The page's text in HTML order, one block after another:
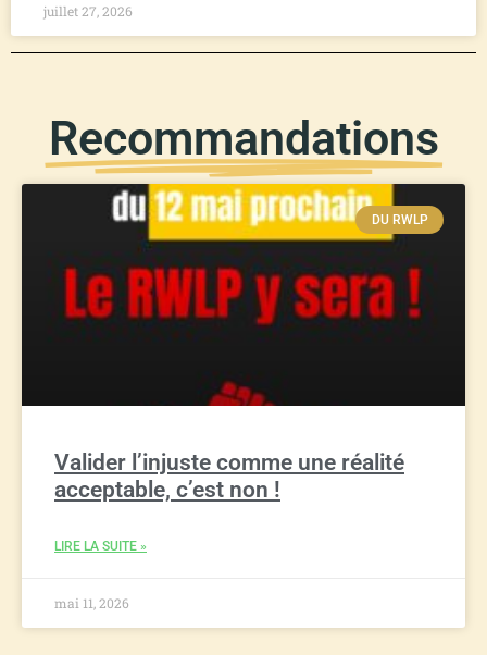
juillet 27, 2026
Recommandations
DU RWLP
Valider l’injuste comme une réalité
acceptable, c’est non !
LIRE LA SUITE »
mai 11, 2026